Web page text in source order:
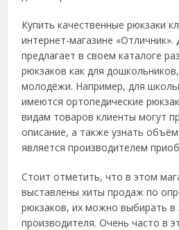
Купить качественные рюкзаки
интернет-магазине «Отличник».
предлагает в своем каталоге
рюкзаков как для
молодёжи. Например, для
имеются ортопедические
видам товаров клиенты могут
описание, а также узнать
является производителем
Стоит отметить, что в этом
выставлены хиты продаж по
рюкзаков, их можно выбирать в
производителя. Очень часто в